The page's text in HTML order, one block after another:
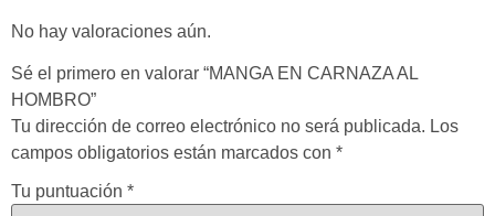
No hay valoraciones aún.
Sé el primero en valorar “MANGA EN CARNAZA AL
HOMBRO”
Tu dirección de correo electrónico no será publicada. Los
campos obligatorios están marcados con *
Tu puntuación *